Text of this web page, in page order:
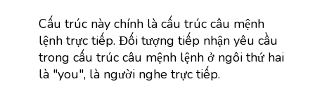
Cấu trúc này chính là cấu trúc câu mệnh
lệnh trực tiếp. Đối tượng tiếp nhận yêu cầu
trong cấu trúc câu mệnh lệnh ở ngôi thứ hai
là "you", là người nghe trực tiếp.